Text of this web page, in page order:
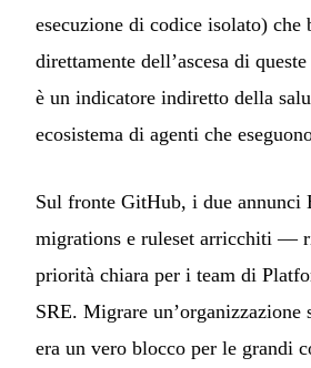
esecuzione di codice isolato) che
direttamente dell’ascesa di
è un indicatore indiretto della
ecosistema di agenti che
Sul fronte GitHub, i due
migrations e ruleset arricchiti —
priorità chiara per i team di
SRE. Migrare un’organizzazione
era un vero blocco per le grandi